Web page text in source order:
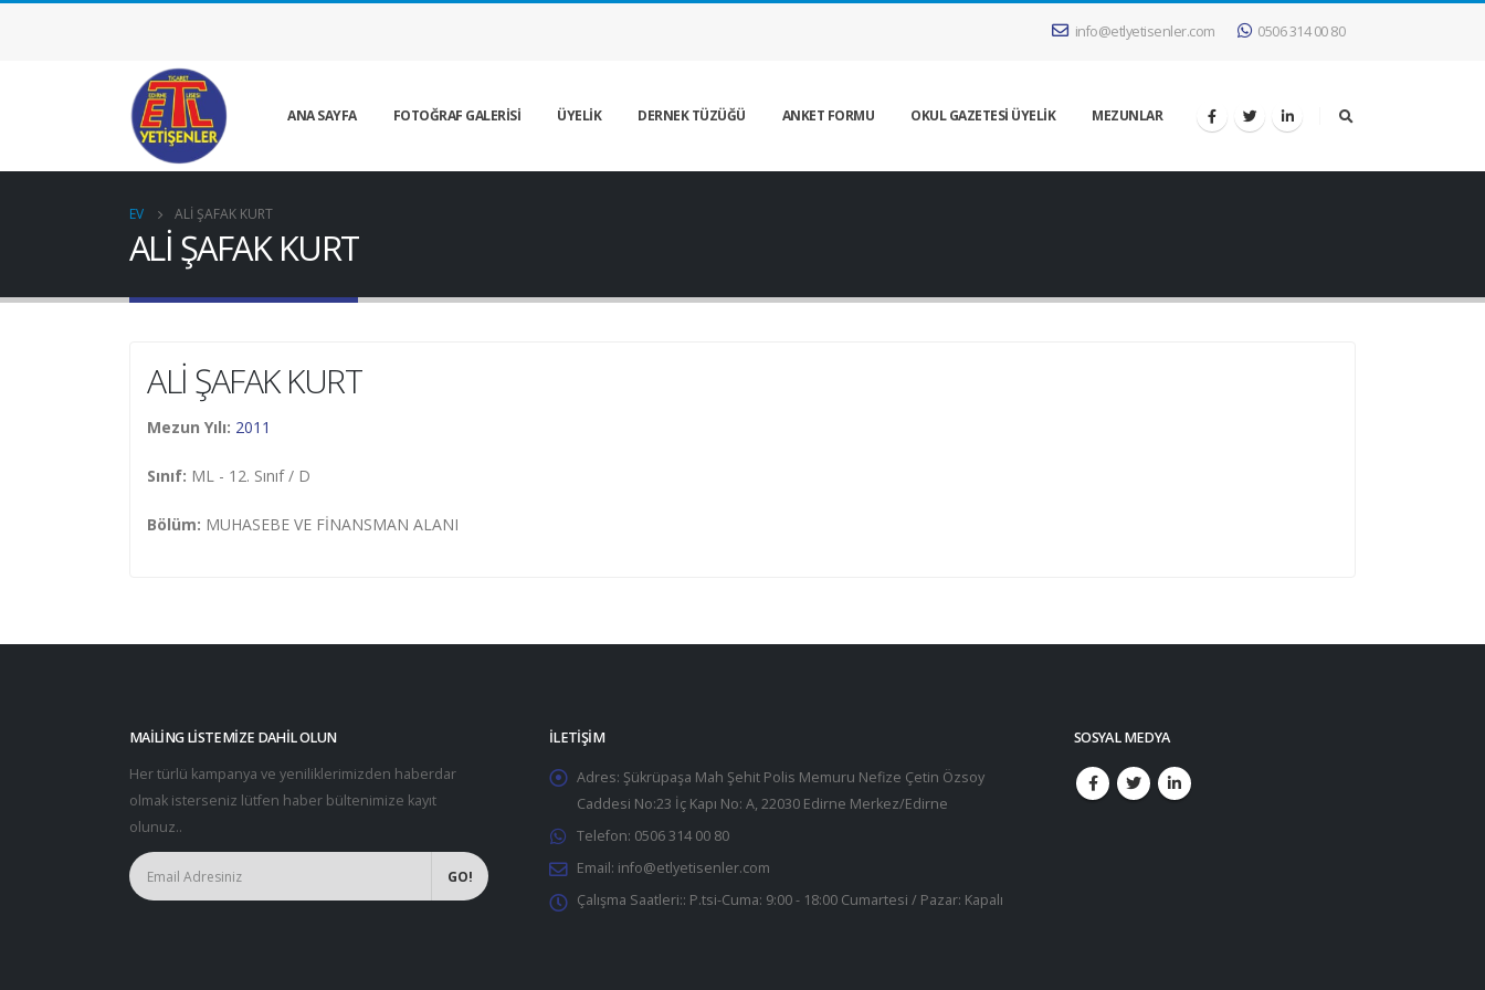
info@etlyetisenler.com 0506 314 00 80
ANA SAYFA FOTOĞRAF GALERİSİ ÜYELİK DERNEK TÜZÜĞÜ ANKET FORMU OKUL GAZETESİ ÜYELİK MEZUNLAR
EV ALİ ŞAFAK KURT
ALİ ŞAFAK KURT
ALİ ŞAFAK KURT
Mezun Yılı: 2011
Sınıf: ML - 12. Sınıf / D
Bölüm: MUHASEBE VE FİNANSMAN ALANI
MAILING LISTEMIZE DAHIL OLUN
Her türlü kampanya ve yeniliklerimizden haberdar
olmak isterseniz lütfen haber bültenimize kayıt
olunuz..
İLETIŞIM
Adres: Şükrüpaşa Mah Şehit Polis Memuru Nefize Çetin Özsoy
Caddesi No:23 İç Kapı No: A, 22030 Edirne Merkez/Edirne
Telefon: 0506 314 00 80
Email: info@etlyetisenler.com
Çalışma Saatleri:: P.tsi-Cuma: 9:00 - 18:00 Cumartesi / Pazar: Kapalı
SOSYAL MEDYA